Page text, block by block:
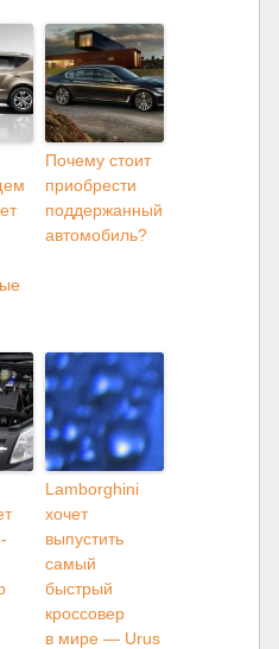
Почему стоит
приобрести
поддержанный
автомобиль?
Lamborghini
хочет
выпустить
самый
быстрый
кроссовер
в мире — Urus